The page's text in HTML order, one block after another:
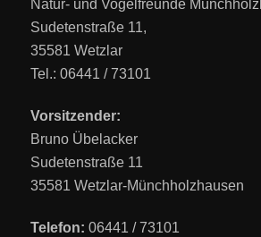
Natur- und Vogelfreunde
Sudetenstraße 11,
35581 Wetzlar
Tel.: 06441 / 73101
Vorsitzender:
Bruno Übelacker
Sudetenstraße 11
35581 Wetzlar-Münchholzhausen
Telefon: 06441 / 73101